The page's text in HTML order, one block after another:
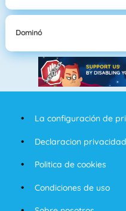
Dominó
La configuración de
Declaracion privacidad
Politica de cookies
Condiciones de uso